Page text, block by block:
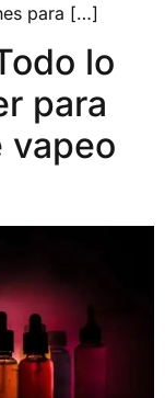
para […]
lo
para
vapeo